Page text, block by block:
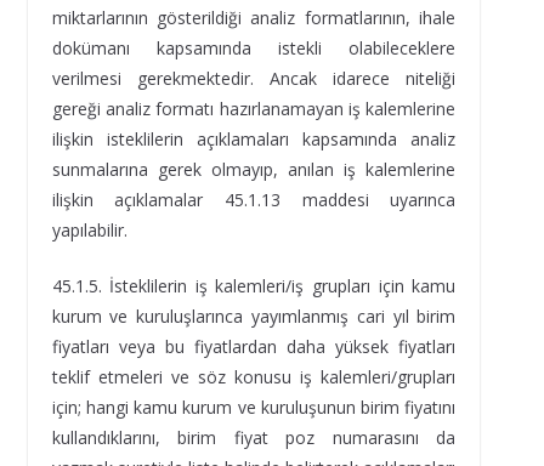
miktarlarının gösterildiği analiz formatlarının, ihale
dokümanı kapsamında istekli olabileceklere
verilmesi gerekmektedir. Ancak idarece niteliği
gereği analiz formatı hazırlanamayan iş kalemlerine
ilişkin isteklilerin açıklamaları kapsamında analiz
sunmalarına gerek olmayıp, anılan iş kalemlerine
ilişkin açıklamalar 45.1.13 maddesi uyarınca
yapılabilir.
45.1.5. İsteklilerin iş kalemleri/iş grupları için kamu
kurum ve kuruluşlarınca yayımlanmış cari yıl birim
fiyatları veya bu fiyatlardan daha yüksek fiyatları
teklif etmeleri ve söz konusu iş kalemleri/grupları
için; hangi kamu kurum ve kuruluşunun birim fiyatını
kullandıklarını, birim fiyat poz numarasını da